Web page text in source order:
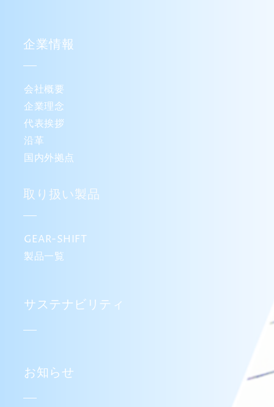
企業情報
会社概要
企業理念
代表挨拶
沿革
国内外拠点
取り扱い製品
GEAR-SHIFT
製品一覧
サステナビリティ
お知らせ